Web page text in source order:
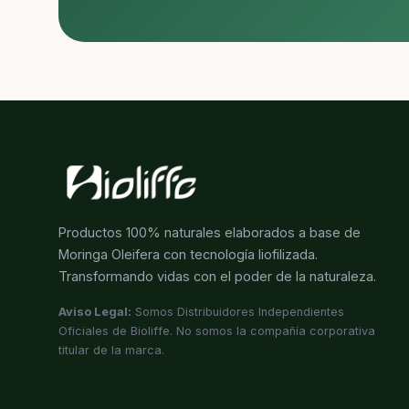
Productos 100% naturales elaborados a base de
Moringa Oleifera con tecnología liofilizada.
Transformando vidas con el poder de la naturaleza.
Aviso Legal: Somos Distribuidores Independientes
Oficiales de Bioliffe. No somos la compañía corporativa
titular de la marca.